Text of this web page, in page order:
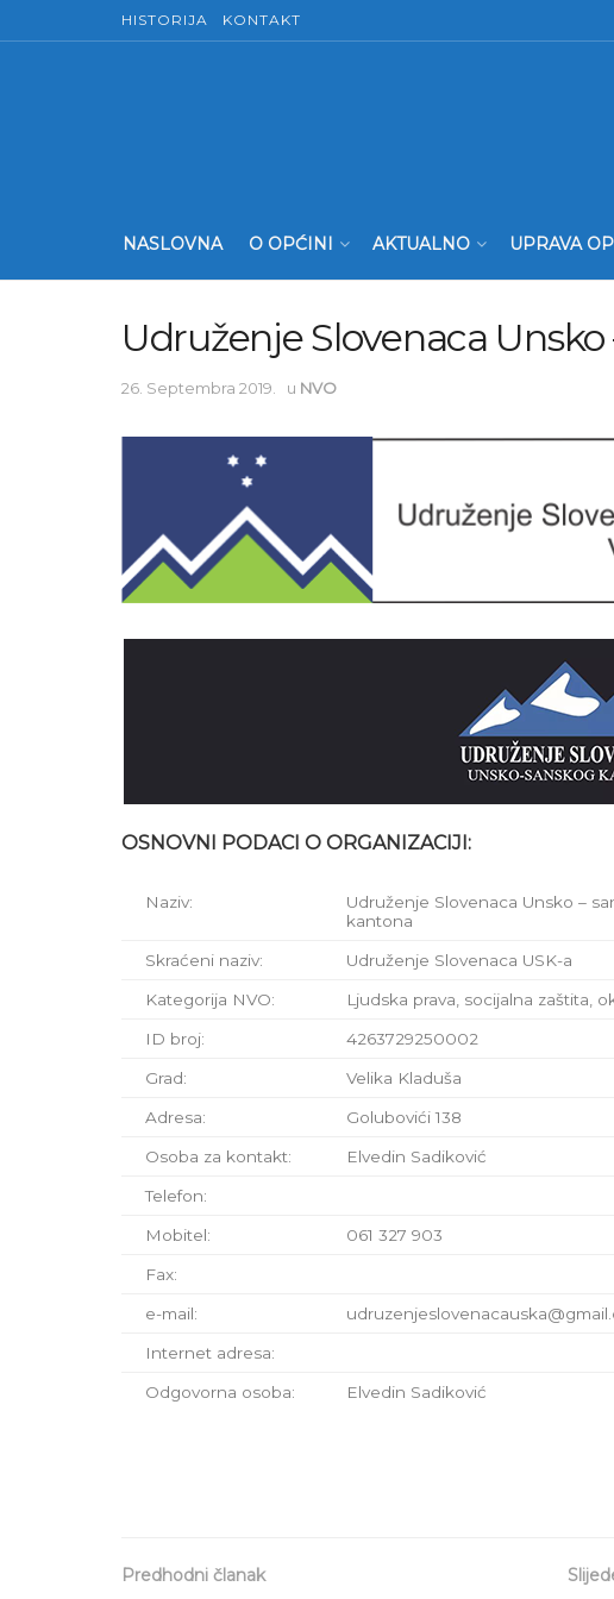
HISTORIJA KONTAKT
NASLOVNA O OPĆINI AKTUALNO UPRAVA
Udruženje Slovenaca
26. Septembra 2019. u NVO
OSNOVNI PODACI O ORGANIZACIJI:
Naziv:
Udruženje Slovenaca Unsko –
kantona
Skraćeni naziv: Udruženje Slovenaca USK-a
Kategorija NVO: Ljudska prava, socijalna zaštita,
ID broj: 4263729250002
Grad: Velika Kladuša
Adresa: Golubovići 138
Osoba za kontakt: Elvedin Sadiković
Telefon:
Mobitel: 061 327 903
Fax:
e-mail:
Internet adresa:
Odgovorna osoba: Elvedin Sadiković
Predhodni članak